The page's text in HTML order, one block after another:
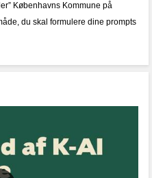
Københavns Kommune på
du skal formulere dine prompts